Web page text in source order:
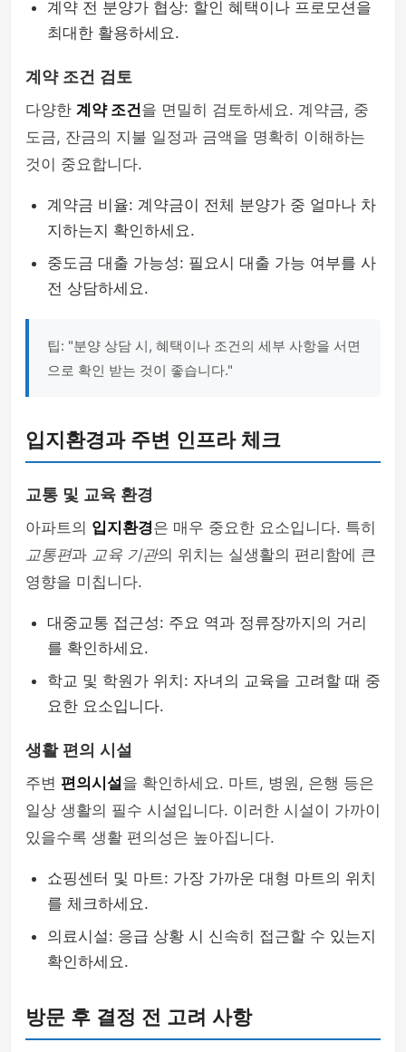
계약 전 분양가 협상: 할인 혜택이나 프로모션을
최대한 활용하세요.
계약 조건 검토
다양한 계약 조건을 면밀히 검토하세요. 계약금, 중
도금, 잔금의 지불 일정과 금액을 명확히 이해하는
것이 중요합니다.
계약금 비율: 계약금이 전체 분양가 중 얼마나 차
지하는지 확인하세요.
중도금 대출 가능성: 필요시 대출 가능 여부를 사
전 상담하세요.
팁: "분양 상담 시, 혜택이나 조건의 세부 사항을 서면
으로 확인 받는 것이 좋습니다."
입지환경과 주변 인프라 체크
교통 및 교육 환경
아파트의 입지환경은 매우 중요한 요소입니다. 특히
교통편과 교육 기관의 위치는 실생활의 편리함에 큰
영향을 미칩니다.
대중교통 접근성: 주요 역과 정류장까지의 거리
를 확인하세요.
학교 및 학원가 위치: 자녀의 교육을 고려할 때 중
요한 요소입니다.
생활 편의 시설
주변 편의시설을 확인하세요. 마트, 병원, 은행 등은
일상 생활의 필수 시설입니다. 이러한 시설이 가까이
있을수록 생활 편의성은 높아집니다.
쇼핑센터 및 마트: 가장 가까운 대형 마트의 위치
를 체크하세요.
의료시설: 응급 상황 시 신속히 접근할 수 있는지
확인하세요.
방문 후 결정 전 고려 사항